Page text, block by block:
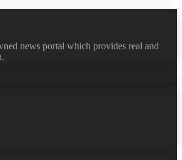
news portal which provides real and